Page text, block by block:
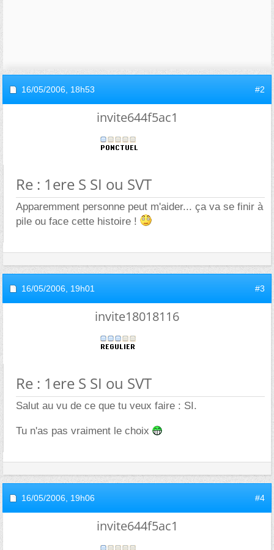
16/05/2006, 18h53 #2
invite644f5ac1
Re : 1ere S SI ou SVT
Apparemment personne peut m'aider... ça va se finir à
pile ou face cette histoire !
16/05/2006, 19h01 #3
invite18018116
Re : 1ere S SI ou SVT
Salut au vu de ce que tu veux faire : SI.
Tu n'as pas vraiment le choix
16/05/2006, 19h06 #4
invite644f5ac1